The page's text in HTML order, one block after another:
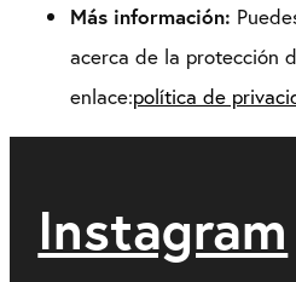
Más información:
acerca de la protección
enlace:política de
Instagram